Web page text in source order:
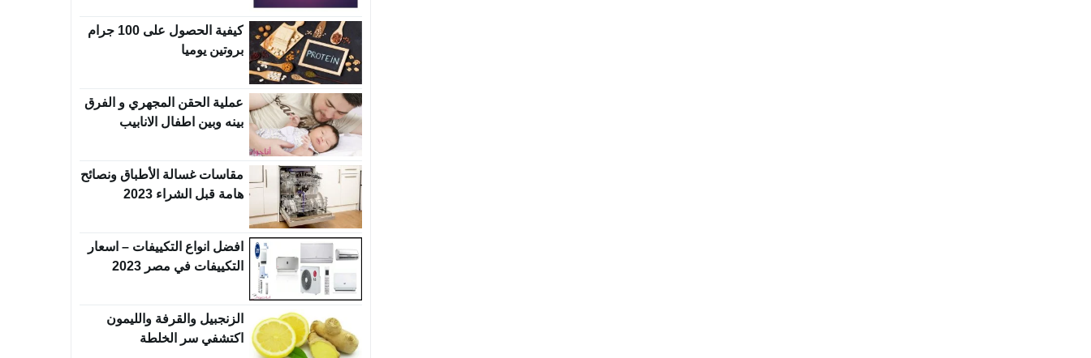
كيفية الحصول على 100 جرام
بروتين يوميا
عملية الحقن المجهري و الفرق
بينه وبين اطفال الانابيب
مقاسات غسالة الأطباق ونصائح
هامة قبل الشراء 2023
افضل انواع التكييفات – اسعار
التكييفات في مصر 2023
الزنجبيل والقرفة والليمون
اكتشفي سر الخلطة